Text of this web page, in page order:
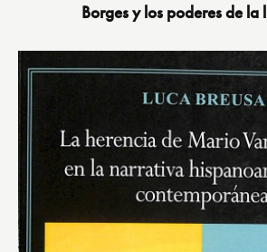
Borges y los poderes de la